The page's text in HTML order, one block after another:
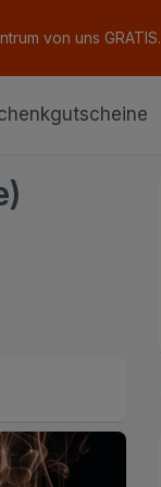
von uns GRATIS.